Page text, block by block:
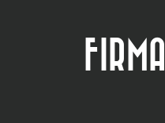
FIRMA